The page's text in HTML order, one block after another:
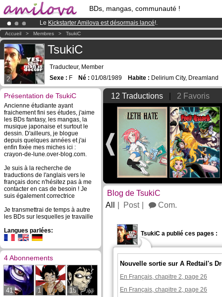
BDs, mangas, communauté !
Le Kickstarter Amilova est désormais lancé!.
Abonnement premium: à partir de3.95 eurospar mois !Clique ici
Déjà 134393membreset 1208BDs & Mangas!
Accueil > Membres > TsukiC
2
TsukiC
Traducteur, Member
Sexe : F Né : 01/08/1989 Habite : Delirium City, Dreamland
Présentation de TsukiC
Ancienne étudiante ayant
fraichement fini ses études, j'aime
les BDs fantasy, les mangas, la
musique japonaise et surtout le
dessin. D'ailleurs, je blogue
depuis quelques années et j'ai
enfin fixée mes miches ici :
crayon-de-lune.over-blog.com.
Je suis à la recherche de
traductions de l'anglais vers le
français donc n'hésitez pas à me
contacter en cas de besoin ! Je
suis également correctrice
Je transmettrai de temps à autre
les BDs sur lesquelles je travaille
Langues parlées:
4 Abonnements
41 1 15
12 Traductions 2 Favoris
Blog de TsukiC
All
Post Com.
TsukiC a publié ces pages :
Nouvelle sortie sur A Redtail's
En Français, chapitre 2, page 26
En Français, chapitre 2, page 26